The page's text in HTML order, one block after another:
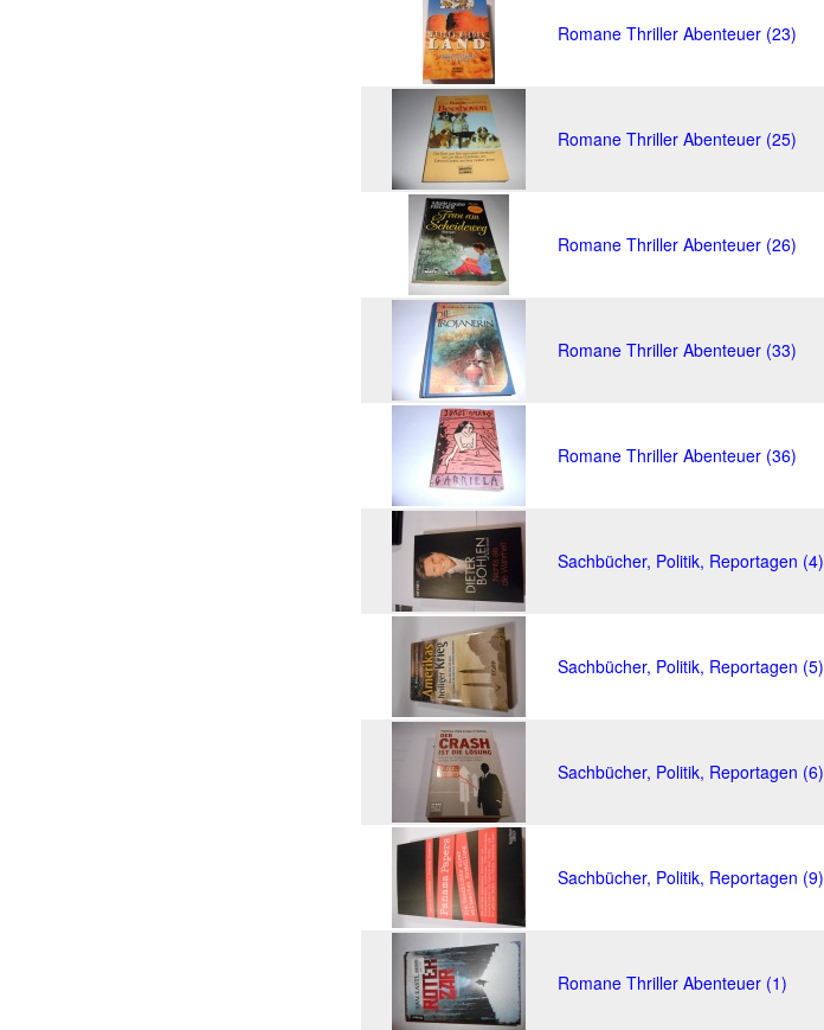
Romane Thriller Abenteuer (23)
Romane Thriller Abenteuer (25)
Romane Thriller Abenteuer (26)
Romane Thriller Abenteuer (33)
Romane Thriller Abenteuer (36)
Sachbücher, Politik, Reportagen (4)
Sachbücher, Politik, Reportagen (5)
Sachbücher, Politik, Reportagen (6)
Sachbücher, Politik, Reportagen (9)
Romane Thriller Abenteuer (1)